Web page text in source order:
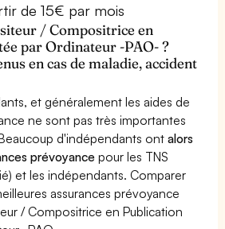
de 15€ par mois
/ Compositrice en
par Ordinateur -PAO- ?
en cas de maladie, accident
et généralement les aides de
ne sont pas très importantes
d'indépendants ontalors
prévoyance pour les TNS
et les indépendants. Comparer
assurances prévoyance
/ Compositrice en Publication